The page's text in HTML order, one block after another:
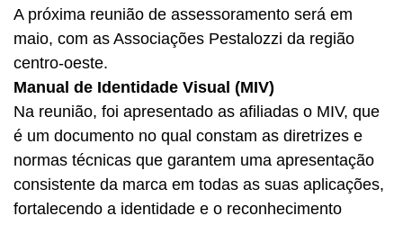
A próxima reunião de assessoramento será em
maio, com as Associações Pestalozzi da região
centro-oeste.
Manual de Identidade Visual (MIV)
Na reunião, foi apresentado as afiliadas o MIV, que
é um documento no qual constam as diretrizes e
normas técnicas que garantem uma apresentação
consistente da marca em todas as suas aplicações,
fortalecendo a identidade e o reconhecimento